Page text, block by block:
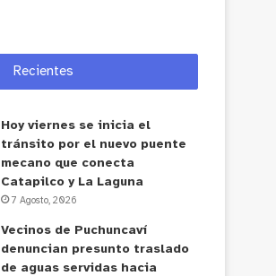
Recientes
Hoy viernes se inicia el
tránsito por el nuevo puente
mecano que conecta
Catapilco y La Laguna
7 Agosto, 2026
Vecinos de Puchuncaví
denuncian presunto traslado
de aguas servidas hacia